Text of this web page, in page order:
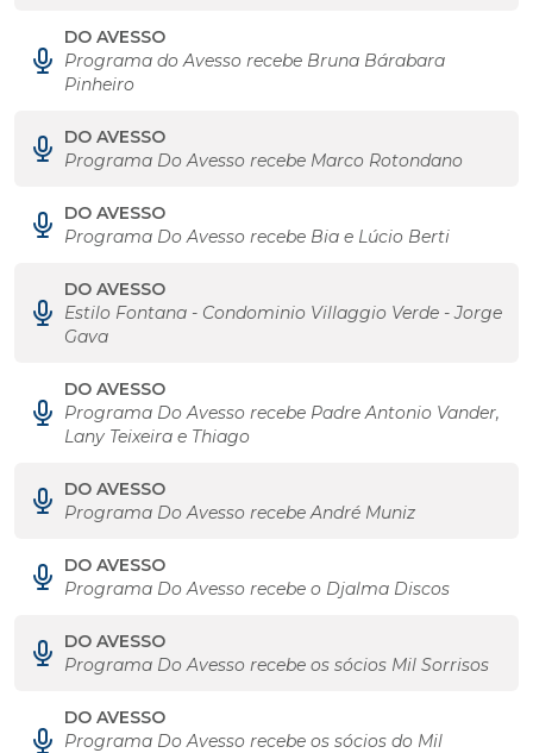
DO AVESSO
Programa do Avesso recebe Bruna Bárabara
Pinheiro
DO AVESSO
Programa Do Avesso recebe Marco Rotondano
DO AVESSO
Programa Do Avesso recebe Bia e Lúcio Berti
DO AVESSO
Estilo Fontana - Condominio Villaggio Verde - Jorge
Gava
DO AVESSO
Programa Do Avesso recebe Padre Antonio Vander,
Lany Teixeira e Thiago
DO AVESSO
Programa Do Avesso recebe André Muniz
DO AVESSO
Programa Do Avesso recebe o Djalma Discos
DO AVESSO
Programa Do Avesso recebe os sócios Mil Sorrisos
DO AVESSO
Programa Do Avesso recebe os sócios do Mil